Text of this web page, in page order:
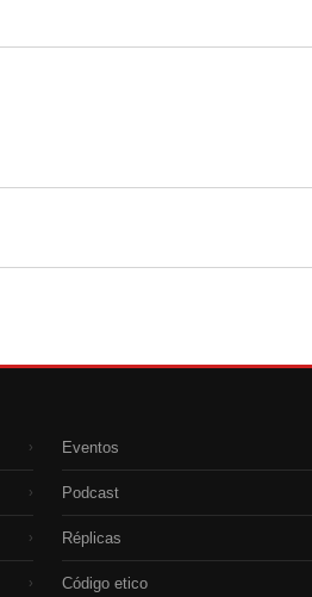
›
›
›
›
Eventos
Podcast
Réplicas
Código etico